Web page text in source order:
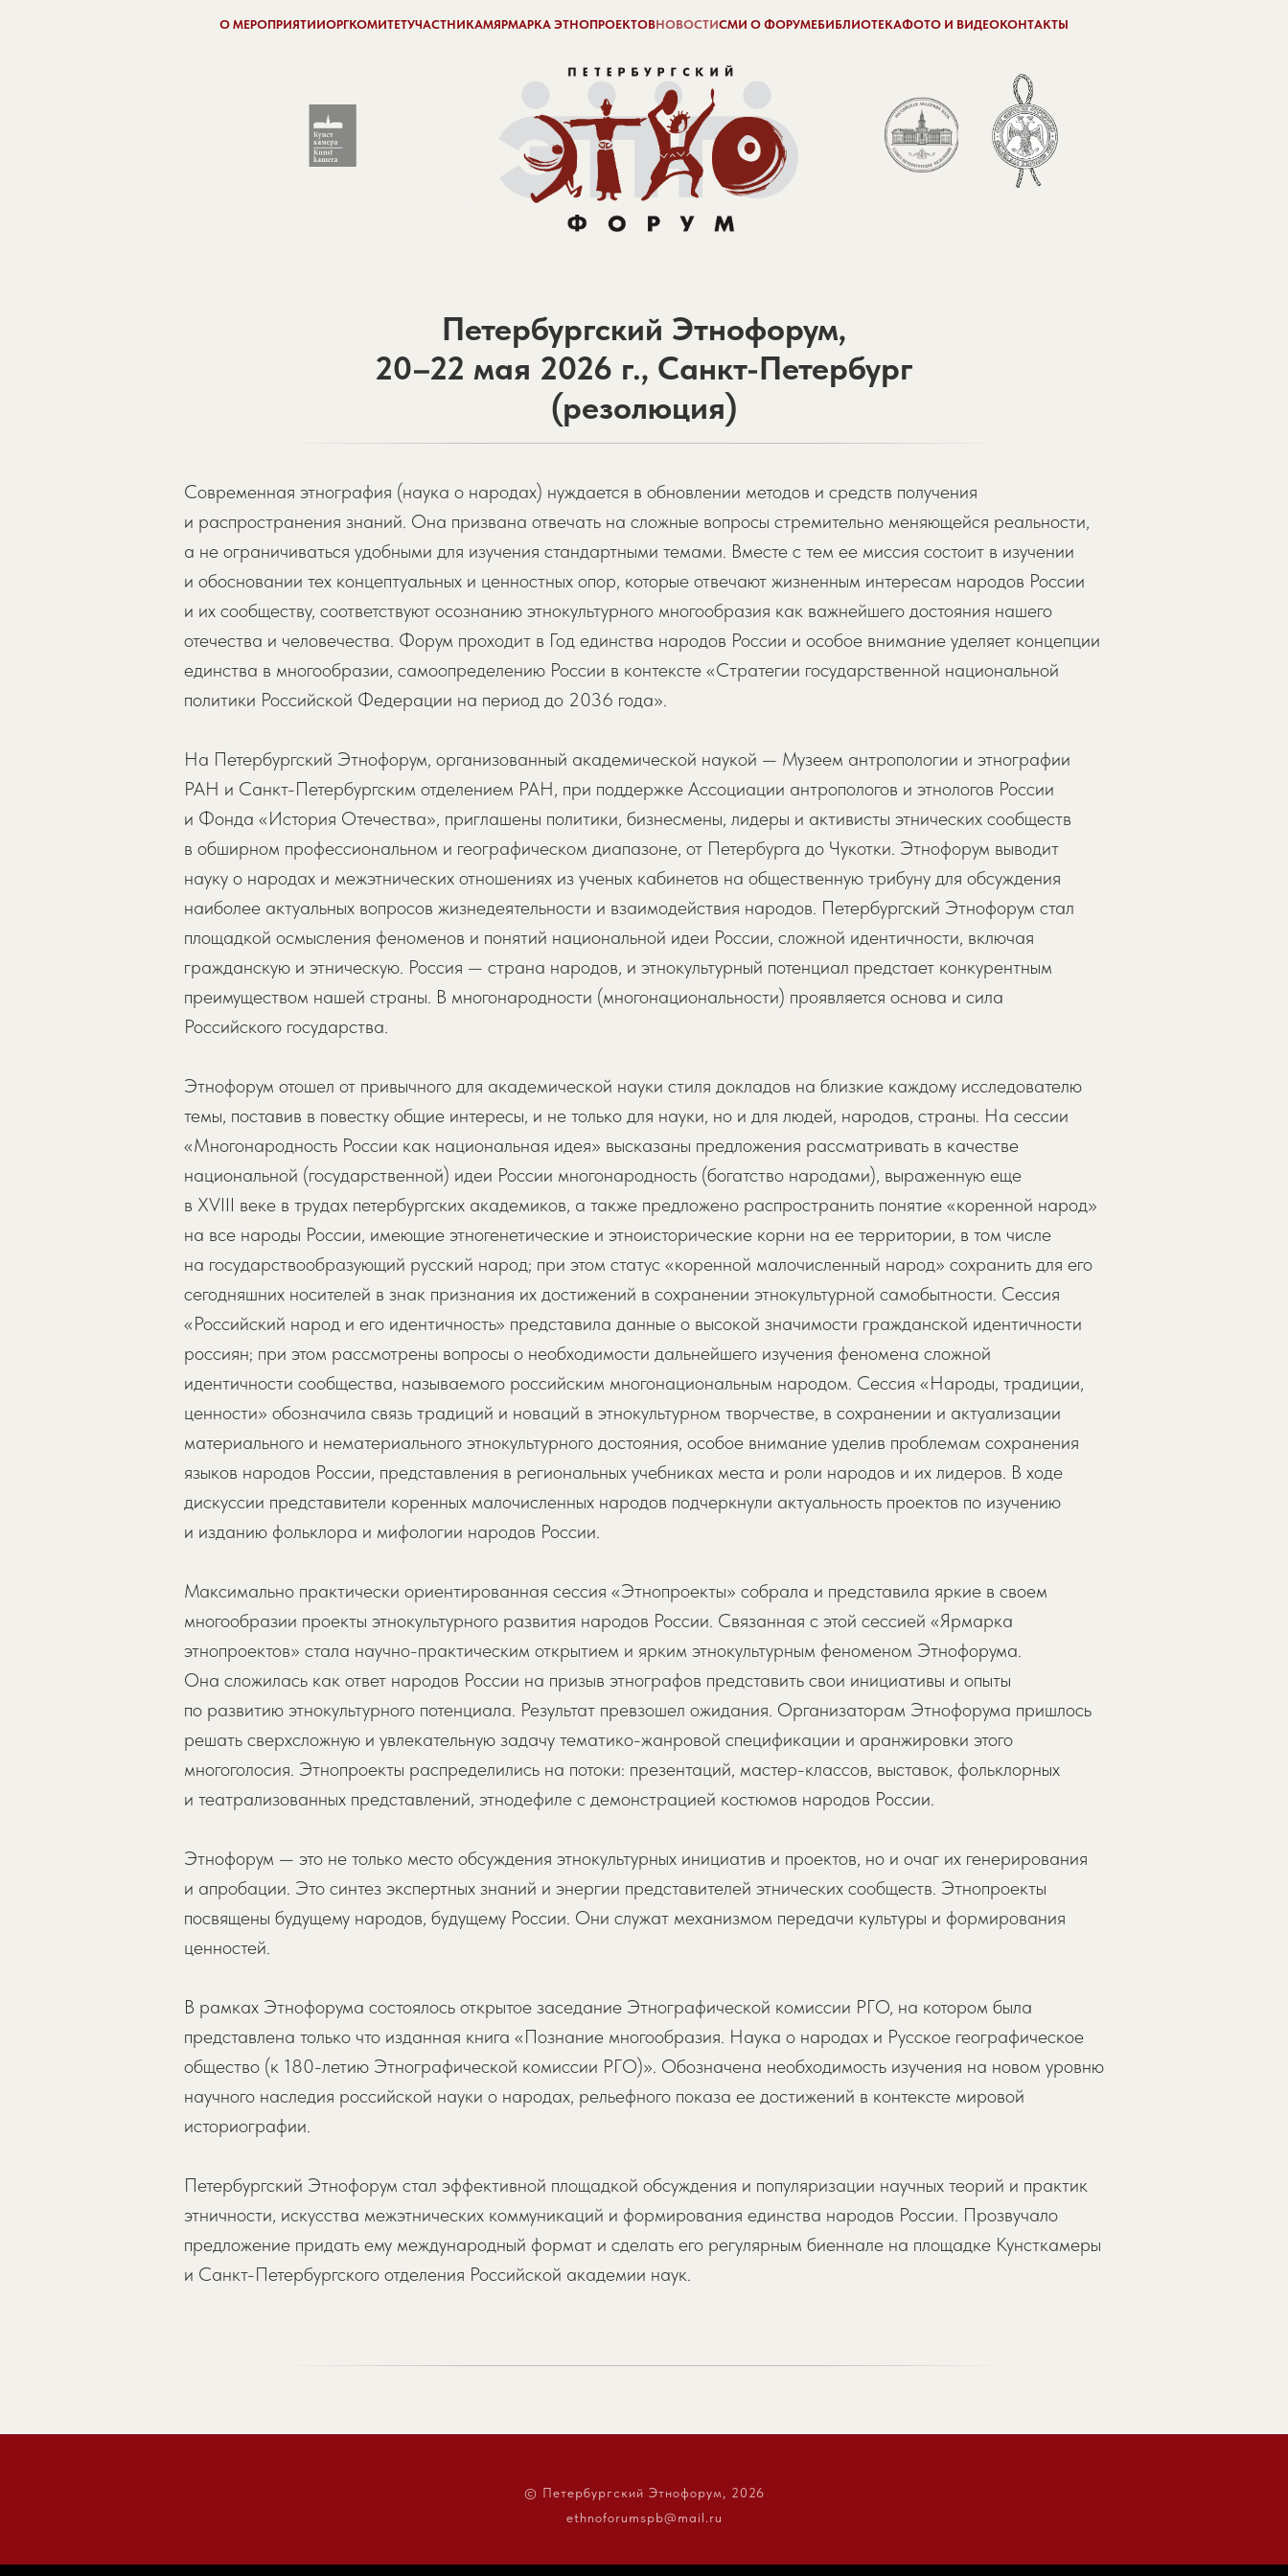
Петербургский этнофорум
О МЕРОПРИЯТИИОРГКОМИТЕТУЧАСТНИКАМЯРМАРКА ЭТНОПРОЕКТОВНОВОСТИСМИ О ФОРУМЕБИБЛИОТЕКАФОТО И ВИДЕОКОНТАКТЫ
Петербургский Этнофорум,
20–22 мая 2026 г., Санкт-Петербург
(резолюция)
Современная этнография (наука о народах) нуждается в обновлении методов и средств получения
и распространения знаний. Она призвана отвечать на сложные вопросы стремительно меняющейся реальности,
а не ограничиваться удобными для изучения стандартными темами. Вместе с тем ее миссия состоит в изучении
и обосновании тех концептуальных и ценностных опор, которые отвечают жизненным интересам народов России
и их сообществу, соответствуют осознанию этнокультурного многообразия как важнейшего достояния нашего
отечества и человечества. Форум проходит в Год единства народов России и особое внимание уделяет концепции
единства в многообразии, самоопределению России в контексте «Стратегии государственной национальной
политики Российской Федерации на период до 2036 года».
На Петербургский Этнофорум, организованный академической наукой — Музеем антропологии и этнографии
РАН и Санкт-Петербургским отделением РАН, при поддержке Ассоциации антропологов и этнологов России
и Фонда «История Отечества», приглашены политики, бизнесмены, лидеры и активисты этнических сообществ
в обширном профессиональном и географическом диапазоне, от Петербурга до Чукотки. Этнофорум выводит
науку о народах и межэтнических отношениях из ученых кабинетов на общественную трибуну для обсуждения
наиболее актуальных вопросов жизнедеятельности и взаимодействия народов. Петербургский Этнофорум стал
площадкой осмысления феноменов и понятий национальной идеи России, сложной идентичности, включая
гражданскую и этническую. Россия — страна народов, и этнокультурный потенциал предстает конкурентным
преимуществом нашей страны. В многонародности (многонациональности) проявляется основа и сила
Российского государства.
Этнофорум отошел от привычного для академической науки стиля докладов на близкие каждому исследователю
темы, поставив в повестку общие интересы, и не только для науки, но и для людей, народов, страны. На сессии
«Многонародность России как национальная идея» высказаны предложения рассматривать в качестве
национальной (государственной) идеи России многонародность (богатство народами), выраженную еще
в XVIII веке в трудах петербургских академиков, а также предложено распространить понятие «коренной народ»
на все народы России, имеющие этногенетические и этноисторические корни на ее территории, в том числе
на государствообразующий русский народ; при этом статус «коренной малочисленный народ» сохранить для его
сегодняшних носителей в знак признания их достижений в сохранении этнокультурной самобытности. Сессия
«Российский народ и его идентичность» представила данные о высокой значимости гражданской идентичности
россиян; при этом рассмотрены вопросы о необходимости дальнейшего изучения феномена сложной
идентичности сообщества, называемого российским многонациональным народом. Сессия «Народы, традиции,
ценности» обозначила связь традиций и новаций в этнокультурном творчестве, в сохранении и актуализации
материального и нематериального этнокультурного достояния, особое внимание уделив проблемам сохранения
языков народов России, представления в региональных учебниках места и роли народов и их лидеров. В ходе
дискуссии представители коренных малочисленных народов подчеркнули актуальность проектов по изучению
и изданию фольклора и мифологии народов России.
Максимально практически ориентированная сессия «Этнопроекты» собрала и представила яркие в своем
многообразии проекты этнокультурного развития народов России. Связанная с этой сессией «Ярмарка
этнопроектов» стала научно-практическим открытием и ярким этнокультурным феноменом Этнофорума.
Она сложилась как ответ народов России на призыв этнографов представить свои инициативы и опыты
по развитию этнокультурного потенциала. Результат превзошел ожидания. Организаторам Этнофорума пришлось
решать сверхсложную и увлекательную задачу тематико-жанровой спецификации и аранжировки этого
многоголосия. Этнопроекты распределились на потоки: презентаций, мастер-классов, выставок, фольклорных
и театрализованных представлений, этнодефиле с демонстрацией костюмов народов России.
Этнофорум — это не только место обсуждения этнокультурных инициатив и проектов, но и очаг их генерирования
и апробации. Это синтез экспертных знаний и энергии представителей этнических сообществ. Этнопроекты
посвящены будущему народов, будущему России. Они служат механизмом передачи культуры и формирования
ценностей.
В рамках Этнофорума состоялось открытое заседание Этнографической комиссии РГО, на котором была
представлена только что изданная книга «Познание многообразия. Наука о народах и Русское географическое
общество (к 180-летию Этнографической комиссии РГО)». Обозначена необходимость изучения на новом уровню
научного наследия российской науки о народах, рельефного показа ее достижений в контексте мировой
историографии.
Петербургский Этнофорум стал эффективной площадкой обсуждения и популяризации научных теорий и практик
этничности, искусства межэтнических коммуникаций и формирования единства народов России. Прозвучало
предложение придать ему международный формат и сделать его регулярным биеннале на площадке Кунсткамеры
и Санкт-Петербургского отделения Российской академии наук.
© Петербургский Этнофорум, 2026
ethnoforumspb@mail.ru